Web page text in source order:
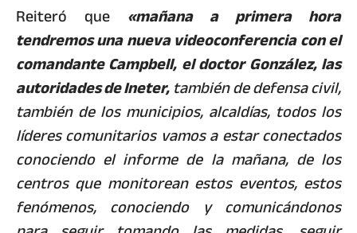
Reiteró que «mañana a primera hora
tendremos una nueva videoconferencia con el
comandante Campbell, el doctor González, las
autoridades de Ineter,también de defensa civil,
también de los municipios, alcaldías, todos los
líderes comunitarios vamos a estar conectados
conociendo el informe de la mañana, de los
centros que monitorean estos eventos, estos
fenómenos, conociendo y comunicándonos